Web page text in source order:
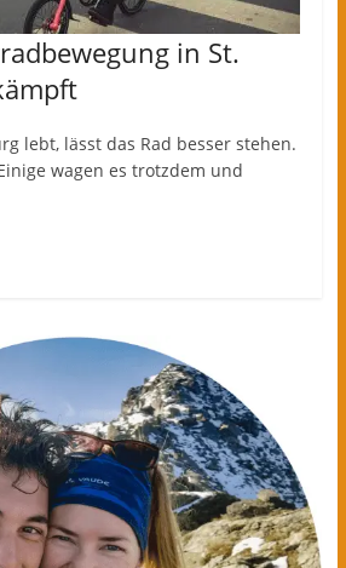
in St.
lebt, lässt das Rad besser stehen.
wagen es trotzdem und